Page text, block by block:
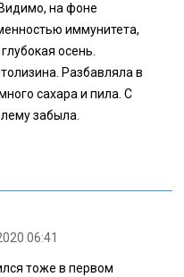
на фоне
иммунитета,
осень.
Разбавляла в
сахара и пила. С
забыла.
06:41
тоже в первом